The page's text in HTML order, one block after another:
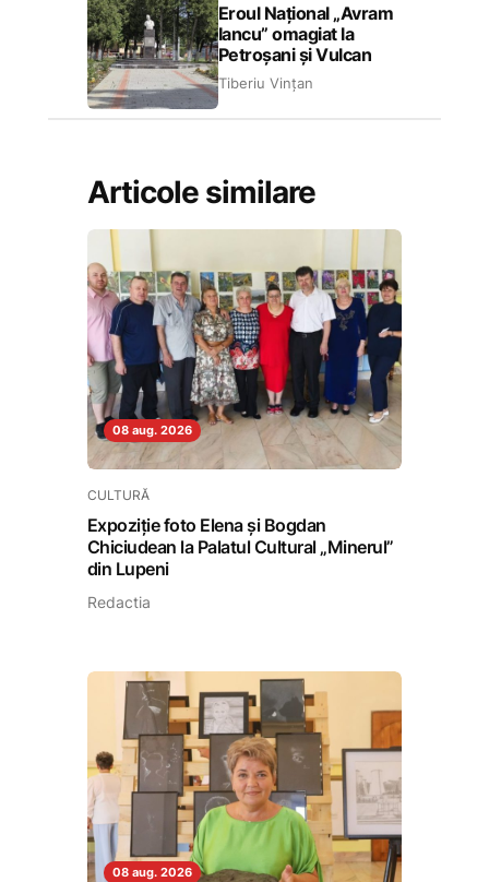
Eroul Național „Avram
Iancu” omagiat la
Petroșani și Vulcan
Tiberiu Vințan
Articole similare
08 aug. 2026
CULTURĂ
Expoziție foto Elena și Bogdan
Chiciudean la Palatul Cultural „Minerul”
din Lupeni
Redactia
08 aug. 2026